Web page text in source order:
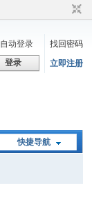
自动登录
找回密码
登录 立即注册
快捷导航